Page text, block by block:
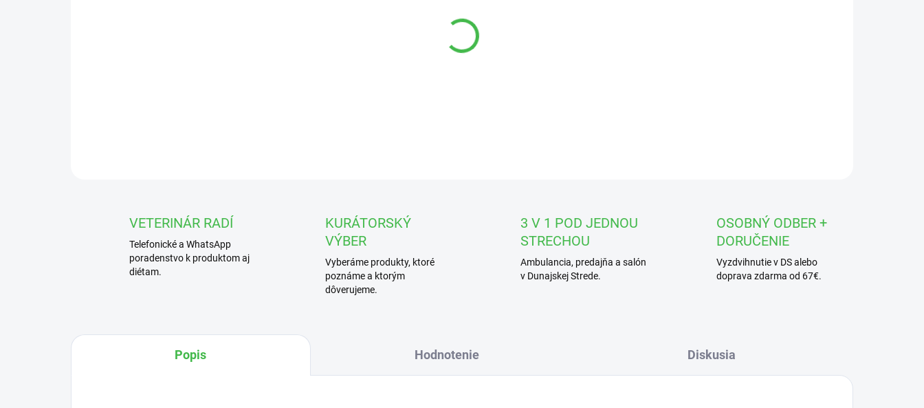
DETAILNÉ INFORMÁCIE
VETERINÁR RADÍ
Telefonické a WhatsApp
poradenstvo k produktom aj
diétam.
KURÁTORSKÝ
VÝBER
Vyberáme produkty, ktoré
poznáme a ktorým
dôverujeme.
3 V 1 POD JEDNOU
STRECHOU
Ambulancia, predajňa a salón
v Dunajskej Strede.
OSOBNÝ ODBER +
DORUČENIE
Vyzdvihnutie v DS alebo
doprava zdarma od 67€.
Popis Hodnotenie Diskusia